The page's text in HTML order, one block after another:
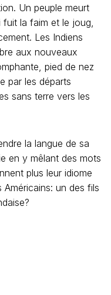
Un peuple meurt
la faim et le joug,
Les Indiens
aux nouveaux
pied de nez
par les départs
sans terre vers les
la langue de sa
en y mêlant des mots
plus leur idiome
un des fils